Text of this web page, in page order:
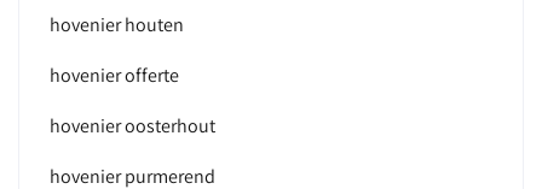
hovenier houten
hovenier offerte
hovenier oosterhout
hovenier purmerend